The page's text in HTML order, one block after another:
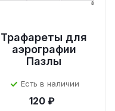
Трафареты для
аэрографии
Пазлы
Есть в наличии
120 ₽